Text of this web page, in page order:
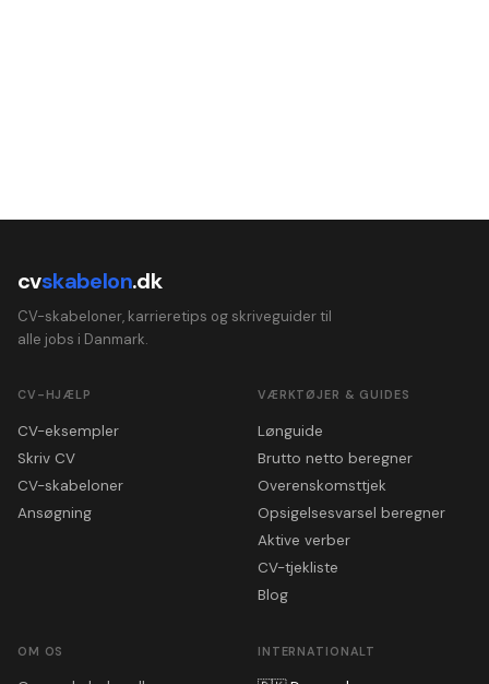
cvskabelon.dk
CV-skabeloner, karrieretips og skriveguider til
alle jobs i Danmark.
CV-HJÆLP
CV-eksempler
Skriv CV
CV-skabeloner
Ansøgning
VÆRKTØJER & GUIDES
Lønguide
Brutto netto beregner
Overenskomsttjek
Opsigelsesvarsel beregner
Aktive verber
CV-tjekliste
Blog
OM OS INTERNATIONALT